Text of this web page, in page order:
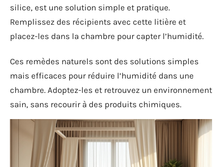
silice, est une solution simple et pratique.
Remplissez des récipients avec cette litière et
placez-les dans la chambre pour capter l’humidité.
Ces remèdes naturels sont des solutions simples
mais efficaces pour réduire l’humidité dans une
chambre. Adoptez-les et retrouvez un environnement
sain, sans recourir à des produits chimiques.